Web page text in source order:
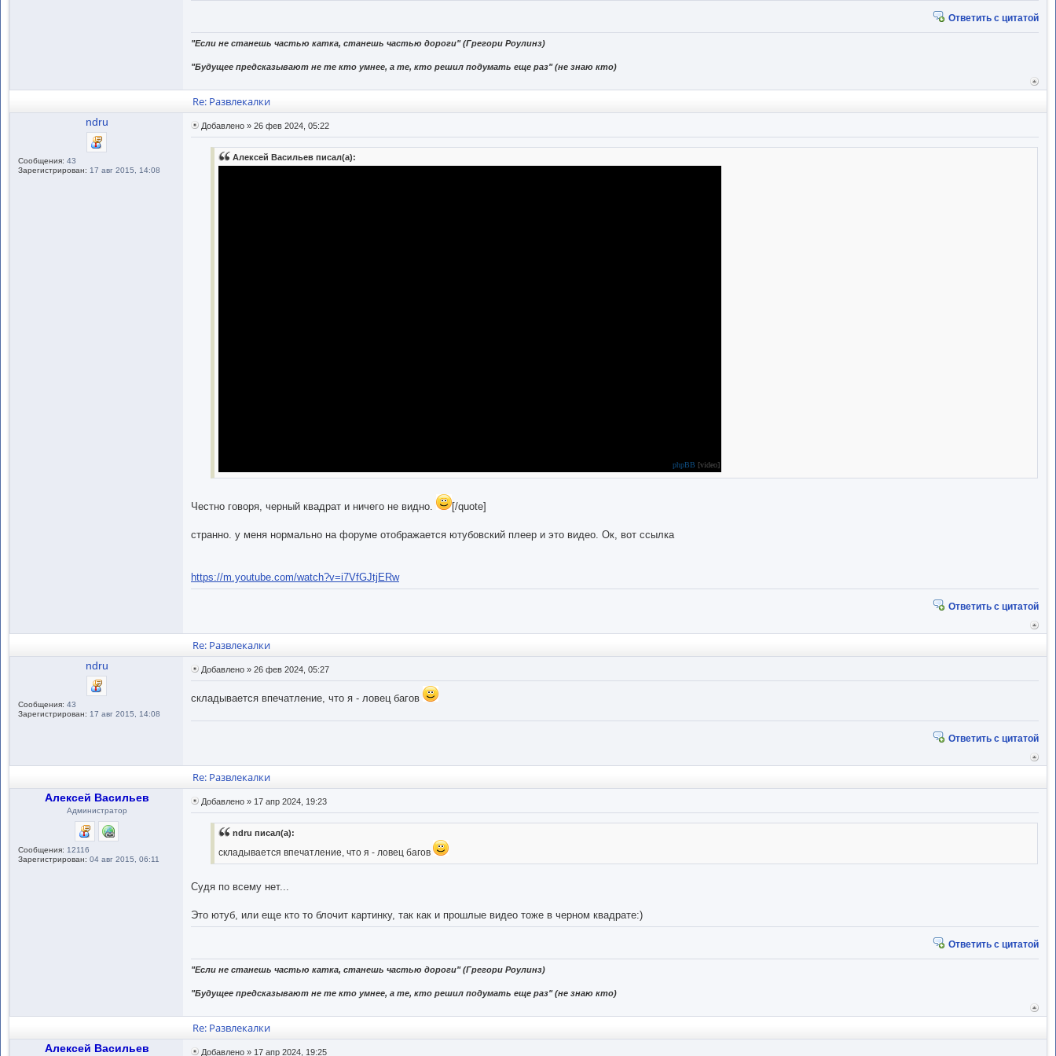
Ответить с цитатой
"Если не станешь частью катка, станешь частью дороги" (Грегори Роулинз)
"Будущее предсказывают не те кто умнее, а те, кто решил подумать еще раз" (не знаю кто)
к
Re: Развлекалки
ndru
Сообщения: 43
Зарегистрирован: 17 авг 2015, 14:08
Добавлено » 26 фев 2024, 05:22
Алексей Васильев писал(а):
phpBB [video]
Честно говоря, черный квадрат и ничего не видно. [/quote]
странно. у меня нормально на форуме отображается ютубовский плеер и это видео. Ок, вот ссылка
https://m.youtube.com/watch?v=i7VfGJtjERw
Ответить с цитатой
к
Re: Развлекалки
ndru
Сообщения: 43
Зарегистрирован: 17 авг 2015, 14:08
Добавлено » 26 фев 2024, 05:27
складывается впечатление, что я - ловец багов
Ответить с цитатой
к
Re: Развлекалки
Алексей Васильев
Администратор
Сообщения: 12116
Зарегистрирован: 04 авг 2015, 06:11
Добавлено » 17 апр 2024, 19:23
ndru писал(а):
складывается впечатление, что я - ловец багов
Судя по всему нет...
Это ютуб, или еще кто то блочит картинку, так как и прошлые видео тоже в черном квадрате:)
Ответить с цитатой
"Если не станешь частью катка, станешь частью дороги" (Грегори Роулинз)
"Будущее предсказывают не те кто умнее, а те, кто решил подумать еще раз" (не знаю кто)
к
Re: Развлекалки
Алексей Васильев Добавлено » 17 апр 2024, 19:25